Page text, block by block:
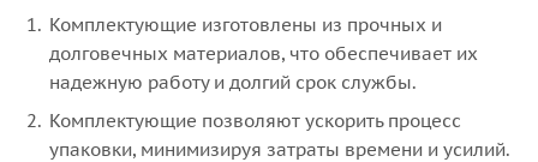
Комплектующие изготовлены из прочных и
долговечных материалов, что обеспечивает их
надежную работу и долгий срок службы.
Комплектующие позволяют ускорить процесс
упаковки, минимизируя затраты времени и усилий.